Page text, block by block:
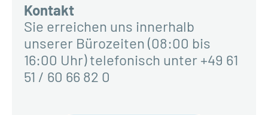
Kontakt
Sie erreichen uns innerhalb
unserer Bürozeiten (08:00 bis
16:00 Uhr) telefonisch unter +49 61
51 / 60 66 82 0